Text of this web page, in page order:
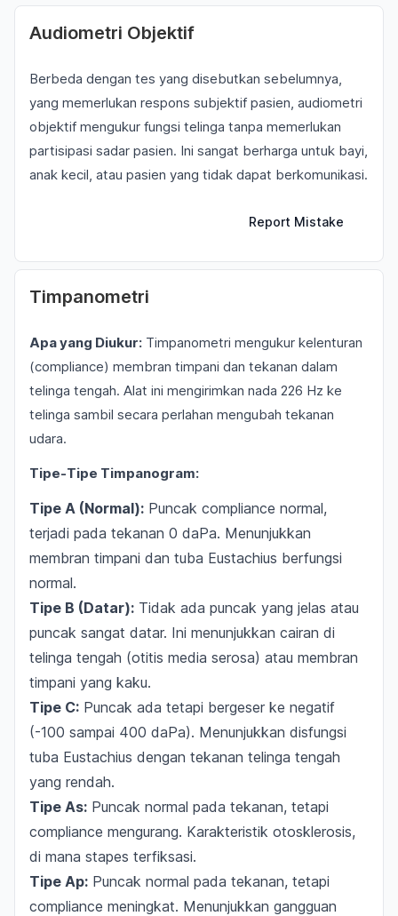
Audiometri Objektif
Berbeda dengan tes yang disebutkan sebelumnya,
yang memerlukan respons subjektif pasien, audiometri
objektif mengukur fungsi telinga tanpa memerlukan
partisipasi sadar pasien. Ini sangat berharga untuk bayi,
anak kecil, atau pasien yang tidak dapat berkomunikasi.
Report Mistake
Timpanometri
Apa yang Diukur: Timpanometri mengukur kelenturan
(compliance) membran timpani dan tekanan dalam
telinga tengah. Alat ini mengirimkan nada 226 Hz ke
telinga sambil secara perlahan mengubah tekanan
udara.
Tipe-Tipe Timpanogram:
Tipe A (Normal): Puncak compliance normal,
terjadi pada tekanan 0 daPa. Menunjukkan
membran timpani dan tuba Eustachius berfungsi
normal.
Tipe B (Datar): Tidak ada puncak yang jelas atau
puncak sangat datar. Ini menunjukkan cairan di
telinga tengah (otitis media serosa) atau membran
timpani yang kaku.
Tipe C: Puncak ada tetapi bergeser ke negatif
(-100 sampai 400 daPa). Menunjukkan disfungsi
tuba Eustachius dengan tekanan telinga tengah
yang rendah.
Tipe As: Puncak normal pada tekanan, tetapi
compliance mengurang. Karakteristik otosklerosis,
di mana stapes terfiksasi.
Tipe Ap: Puncak normal pada tekanan, tetapi
compliance meningkat. Menunjukkan gangguan